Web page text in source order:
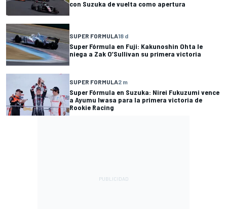
con Suzuka de vuelta como apertura
SUPER FORMULA18 d
Super Fórmula en Fuji: Kakunoshin Ohta le
niega a Zak O’Sullivan su primera victoria
SUPER FORMULA2 m
Super Fórmula en Suzuka: Nirei Fukuzumi vence
a Ayumu Iwasa para la primera victoria de
Rookie Racing